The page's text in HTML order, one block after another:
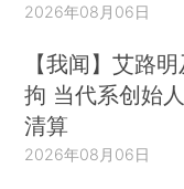
2026年08月06日
【我闻】艾路
拘 当代系创始
清算
2026年08月06日